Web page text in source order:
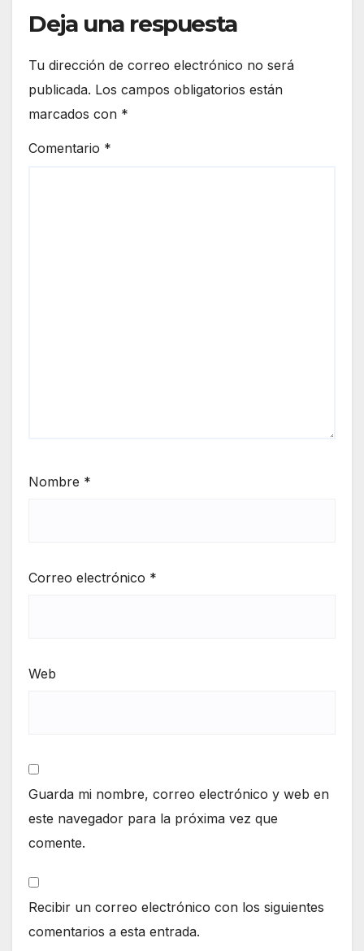
Deja una respuesta
Tu dirección de correo electrónico no será
publicada. Los campos obligatorios están
marcados con *
Comentario *
Nombre *
Correo electrónico *
Web
Guarda mi nombre, correo electrónico y web en
este navegador para la próxima vez que
comente.
Recibir un correo electrónico con los siguientes
comentarios a esta entrada.